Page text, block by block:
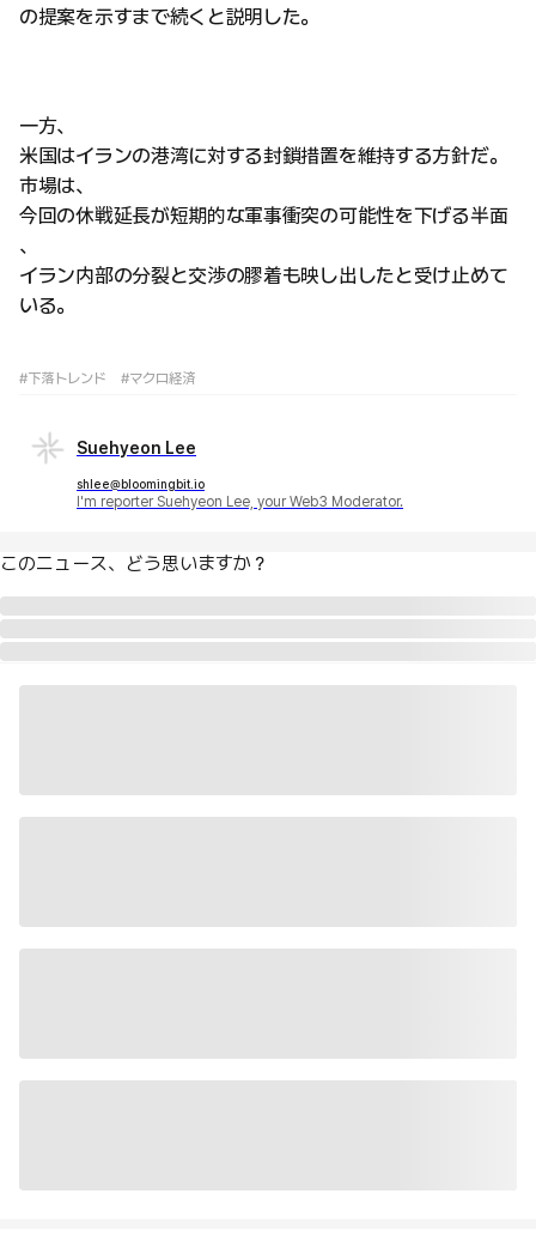
の提案を示すまで続くと説明した。
一方、
米国はイランの港湾に対する封鎖措置を維持する方針だ。
市場は、
今回の休戦延長が短期的な軍事衝突の可能性を下げる半面
、
イラン内部の分裂と交渉の膠着も映し出したと受け止めて
いる。
#下落トレンド #マクロ経済
Suehyeon Lee
shlee@bloomingbit.io
I'm reporter Suehyeon Lee, your Web3 Moderator.
このニュース、どう思いますか？